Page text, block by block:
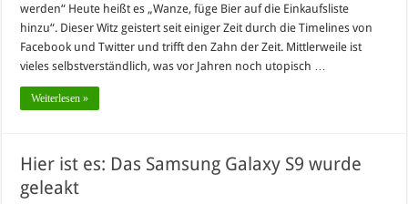
werden“ Heute heißt es „Wanze, füge Bier auf die Einkaufsliste
hinzu“. Dieser Witz geistert seit einiger Zeit durch die Timelines von
Facebook und Twitter und trifft den Zahn der Zeit. Mittlerweile ist
vieles selbstverständlich, was vor Jahren noch utopisch …
Weiterlesen »
Hier ist es: Das Samsung Galaxy S9 wurde
geleakt